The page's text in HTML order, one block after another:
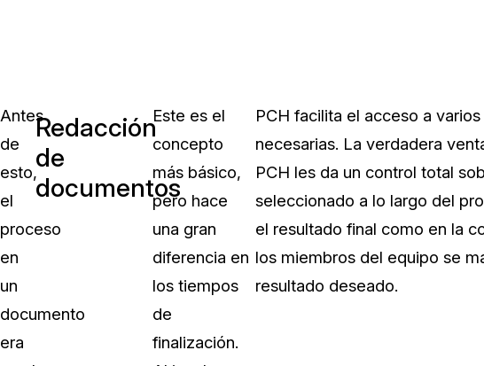
Antes
de
esto,
el
proceso
en
un
documento
era
Redacción
de
documentos
Este es el
concepto
más básico,
pero hace
una gran
diferencia en
los tiempos
de
finalización.
PCH facilita el acceso a
necesarias. La verdadera
PCH les da un control total
seleccionado a lo largo del
el resultado final como en la
los miembros del equipo se
resultado deseado.